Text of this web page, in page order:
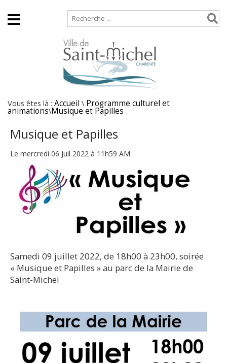
Vous êtes là : Accueil \ Programme culturel et
animations\Musique et Papilles
Musique et Papilles
Le mercredi 06 Juil 2022 à 11h59 AM
Samedi 09 juillet 2022, de 18h00 à 23h00, soirée
« Musique et Papilles » au parc de la Mairie de
Saint-Michel